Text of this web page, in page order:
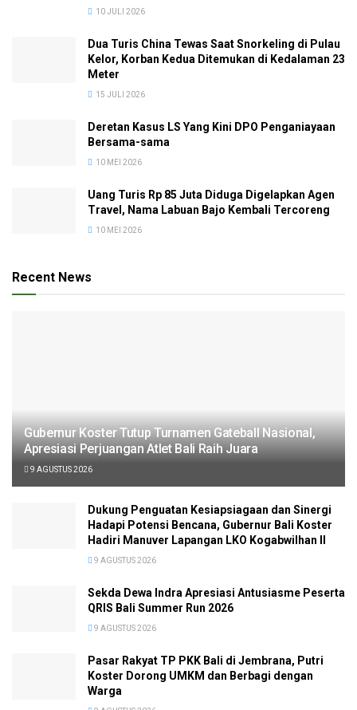
10 JULI 2026
Dua Turis China Tewas Saat Snorkeling di Pulau
Kelor, Korban Kedua Ditemukan di Kedalaman 23
Meter
15 JULI 2026
Deretan Kasus LS Yang Kini DPO Penganiayaan
Bersama-sama
10 MEI 2026
Uang Turis Rp 85 Juta Diduga Digelapkan Agen
Travel, Nama Labuan Bajo Kembali Tercoreng
10 MEI 2026
Recent News
Gubernur Koster Tutup Turnamen Gateball Nasional,
Apresiasi Perjuangan Atlet Bali Raih Juara
9 AGUSTUS 2026
Dukung Penguatan Kesiapsiagaan dan Sinergi
Hadapi Potensi Bencana, Gubernur Bali Koster
Hadiri Manuver Lapangan LKO Kogabwilhan II
9 AGUSTUS 2026
Sekda Dewa Indra Apresiasi Antusiasme Peserta
QRIS Bali Summer Run 2026
9 AGUSTUS 2026
Pasar Rakyat TP PKK Bali di Jembrana, Putri
Koster Dorong UMKM dan Berbagi dengan
Warga